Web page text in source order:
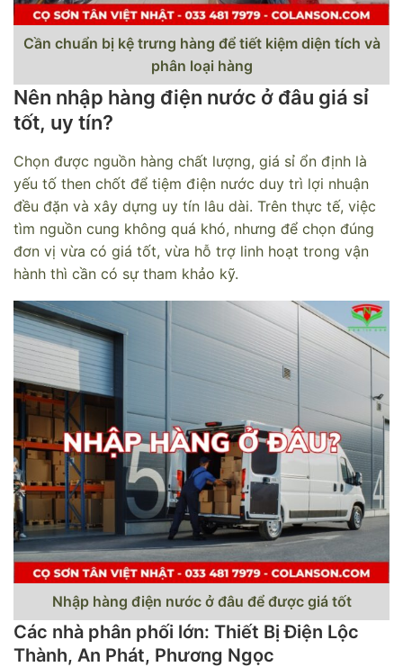
Cần chuẩn bị kệ trưng hàng để tiết kiệm diện tích và
phân loại hàng
Nên nhập hàng điện nước ở đâu giá sỉ
tốt, uy tín?
Chọn được nguồn hàng chất lượng, giá sỉ ổn định là
yếu tố then chốt để tiệm điện nước duy trì lợi nhuận
đều đặn và xây dựng uy tín lâu dài. Trên thực tế, việc
tìm nguồn cung không quá khó, nhưng để chọn đúng
đơn vị vừa có giá tốt, vừa hỗ trợ linh hoạt trong vận
hành thì cần có sự tham khảo kỹ.
Nhập hàng điện nước ở đâu để được giá tốt
Các nhà phân phối lớn: Thiết Bị Điện Lộc
Thành, An Phát, Phương Ngọc